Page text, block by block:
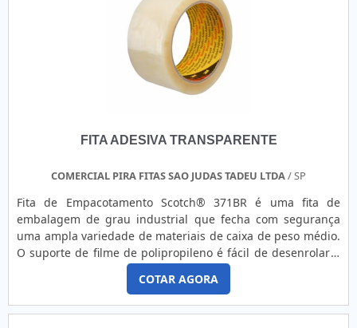
qualidade e assertividade, detalhes que passam
despercebidos e podem gerar prejuízo futuros para os
clientes.É importante lembrar que o produto deve sempre
ser adquirido com empresas especializadas no segmento.
Esse tipo de cuidado ajuda a garantir a qualidade e
durabilidade dos materiais, além de evitar prejuízos com
poupar gastos desnecessários.Existem diversos motivos
quando pensamos em uma empresa que entrega confiança
multidisciplinar de consultores associados; Profissionais
com vasta experiência na área de atuação; Equipe de alta
qualidade; Escritório de alta qualidade onde são realizadas
as atividades; Grande estoque de matéria prima;
Equipamentos de última geração. A MAIOR REFERÊNCIA NO
SEGMENTOApenas na Guaraçai Fitas Adesivas existe o que
há de melhor em fita de espuma adesiva branca. É possível
FITA ADESIVA TRANSPARENTE
COMERCIAL PIRA FITAS SAO JUDAS TADEU LTDA/ SP
Fita de Empacotamento Scotch® 371BR é uma fita de
embalagem de grau industrial que fecha com segurança
uma ampla variedade de materiais de caixa de peso médio.
O suporte de filme de polipropileno é fácil de desenrolar e
resiste à abrasão, umidade e arranhões. O suporte adapta-
se facilmente em torno das bordas e em superfícies ásperas
para uma vedação firme. Fita de Empacotamento Scotch®
371BR é uma fita de embalagem de filme de polipropileno
COTAR AGORA